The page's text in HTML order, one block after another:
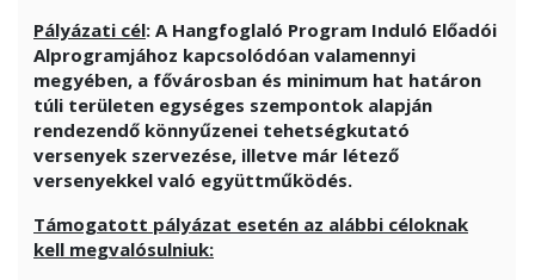
Pályázati cél: A Hangfoglaló Program Induló Előadói
Alprogramjához kapcsolódóan valamennyi
megyében, a fővárosban és minimum hat határon
túli területen egységes szempontok alapján
rendezendő könnyűzenei tehetségkutató
versenyek szervezése, illetve már létező
versenyekkel való együttműködés.
Támogatott pályázat esetén az alábbi céloknak
kell megvalósulniuk: